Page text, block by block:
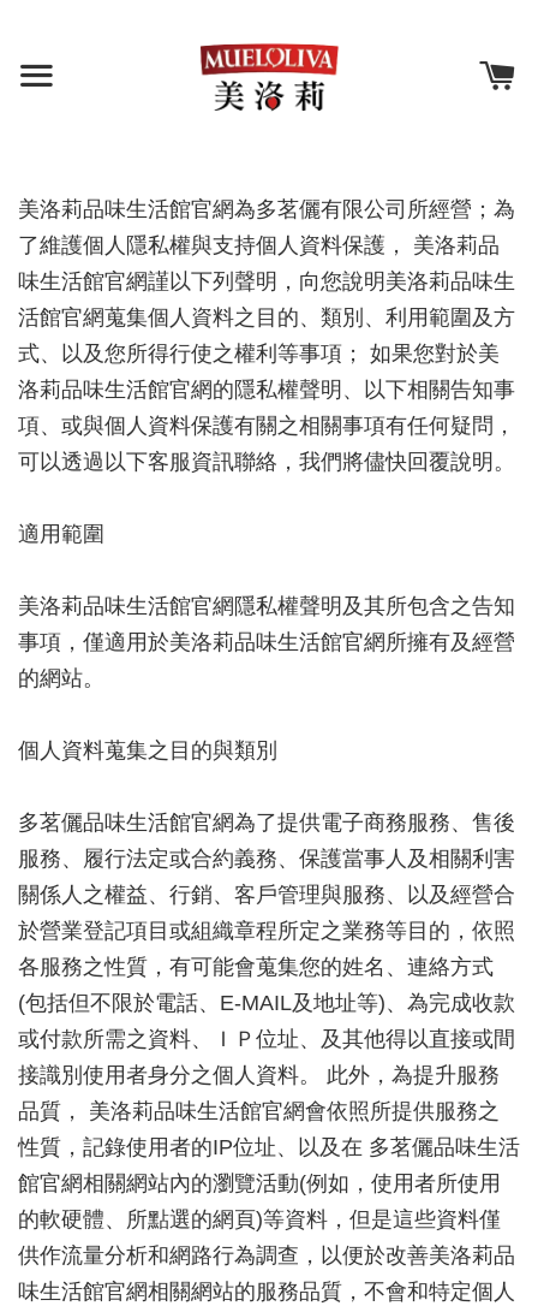
美洛莉品味生活館官網為多茗儷有限公司所經營；為
了維護個人隱私權與支持個人資料保護， 美洛莉品
味生活館官網謹以下列聲明，向您說明美洛莉品味生
活館官網蒐集個人資料之目的、類別、利用範圍及方
式、以及您所得行使之權利等事項； 如果您對於美
洛莉品味生活館官網的隱私權聲明、以下相關告知事
項、或與個人資料保護有關之相關事項有任何疑問，
可以透過以下客服資訊聯絡，我們將儘快回覆說明。
適用範圍
美洛莉品味生活館官網隱私權聲明及其所包含之告知
事項，僅適用於美洛莉品味生活館官網所擁有及經營
的網站。
個人資料蒐集之目的與類別
多茗儷品味生活館官網為了提供電子商務服務、售後
服務、履行法定或合約義務、保護當事人及相關利害
關係人之權益、行銷、客戶管理與服務、以及經營合
於營業登記項目或組織章程所定之業務等目的，依照
各服務之性質，有可能會蒐集您的姓名、連絡方式
(包括但不限於電話、E-MAIL及地址等)、為完成收款
或付款所需之資料、ＩＰ位址、及其他得以直接或間
接識別使用者身分之個人資料。 此外，為提升服務
品質， 美洛莉品味生活館官網會依照所提供服務之
性質，記錄使用者的IP位址、以及在 多茗儷品味生活
館官網相關網站內的瀏覽活動(例如，使用者所使用
的軟硬體、所點選的網頁)等資料，但是這些資料僅
供作流量分析和網路行為調查，以便於改善美洛莉品
味生活館官網相關網站的服務品質，不會和特定個人